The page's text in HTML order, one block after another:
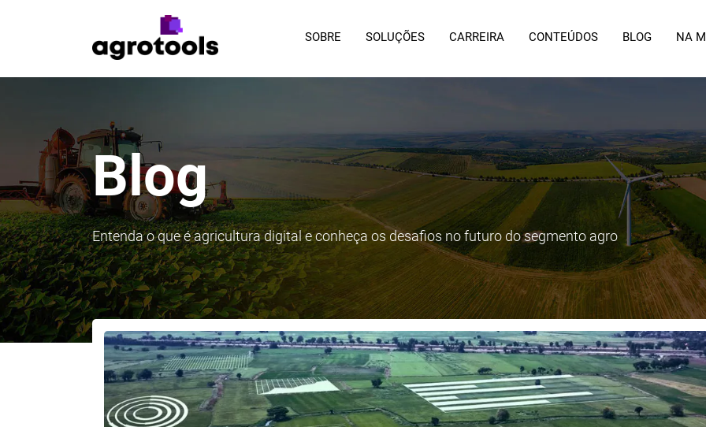
SOBRE SOLUÇÕES CARREIRA CONTEÚDOS BLOG NA
Blog
Entenda o que é agricultura digital e conheça os desafios no futuro do segmento agro